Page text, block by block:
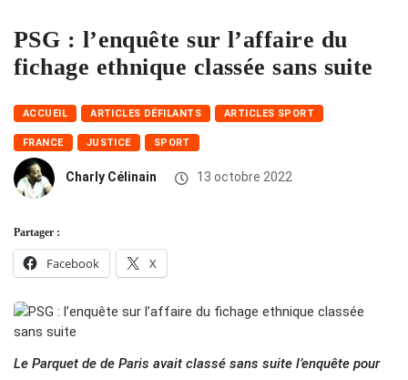
PSG : l’enquête sur l’affaire du
fichage ethnique classée sans suite
ACCUEIL ARTICLES DÉFILANTS ARTICLES SPORT
FRANCE JUSTICE SPORT
Charly Célinain 13 octobre 2022
Partager :
Facebook X
Le Parquet de de Paris avait classé sans suite l’enquête pour